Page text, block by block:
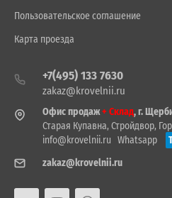
Пользовательское соглашение
Карта проезда
+7(495) 133 7630
zakaz@krovelnii.ru
Офис продаж+ Склад, г.
Старая Купавна, Стройдвор,
info@krovelnii.ru Whatsapp
zakaz@krovelnii.ru